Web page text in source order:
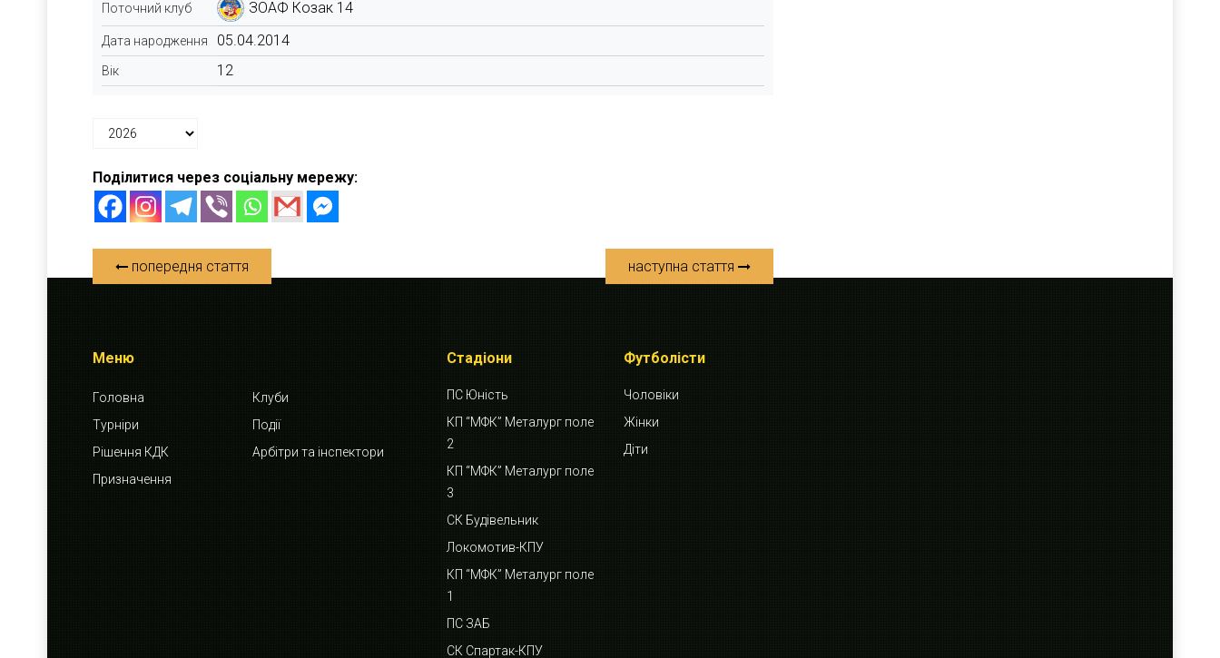
Поточний клуб ЗОАФ Козак 14
Дата народження 05.04.2014
Вік 12
Поділитися через соціальну мережу:
попередня стаття наступна стаття
Меню
Головна
Клуби
Турніри
Події
Рішення КДК
Арбітри та інспектори
Призначення
Стадіони
ПС Юність
КП “МФК” Металург поле
2
КП “МФК” Металург поле
3
СК Будівельник
Локомотив-КПУ
КП “МФК” Металург поле
1
ПС ЗАБ
СК Спартак-КПУ
Футболісти
Чоловіки
Жінки
Діти